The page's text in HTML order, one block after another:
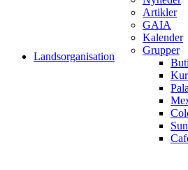
Landsorganisation
Artikler
GAIA
Kalender
Grupper